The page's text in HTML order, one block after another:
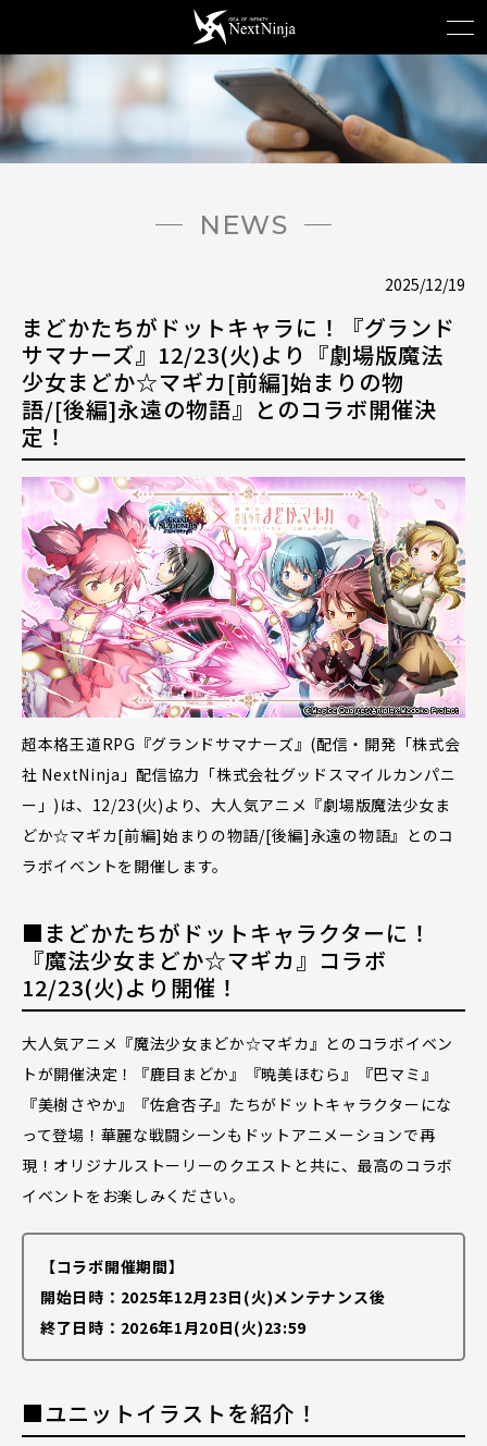
NEWS
2025/12/19
まどかたちがドットキャラに！『グランド
サマナーズ』12/23(火)より『劇場版魔法
少女まどか☆マギカ[前編]始まりの物
語/[後編]永遠の物語』とのコラボ開催決
定！
超本格王道RPG『グランドサマナーズ』(配信・開発「株式会
社 NextNinja」配信協力「株式会社グッドスマイルカンパニ
ー」)は、12/23(火)より、大人気アニメ『劇場版魔法少女ま
どか☆マギカ[前編]始まりの物語/[後編]永遠の物語』とのコ
ラボイベントを開催します。
■まどかたちがドットキャラクターに！
『魔法少女まどか☆マギカ』コラボ
12/23(火)より開催！
大人気アニメ『魔法少女まどか☆マギカ』とのコラボイベン
トが開催決定！『鹿目まどか』『暁美ほむら』『巴マミ』
『美樹さやか』『佐倉杏子』たちがドットキャラクターにな
って登場！華麗な戦闘シーンもドットアニメーションで再
現！オリジナルストーリーのクエストと共に、最高のコラボ
イベントをお楽しみください。
【コラボ開催期間】
開始日時：2025年12月23日(火)メンテナンス後
終了日時：2026年1月20日(火)23:59
■ユニットイラストを紹介！